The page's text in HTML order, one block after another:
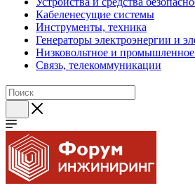
Кабеленесущие системы
Инструменты, техника
Генераторы электроэнергии и
Низковольтное и промышленное
Связь, телекоммуникации